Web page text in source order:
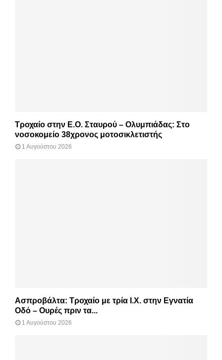
Τροχαίο στην Ε.Ο. Σταυρού – Ολυμπιάδας: Στο
νοσοκομείο 38χρονος μοτοσικλετιστής
1 Αυγούστου 2026
Ασπροβάλτα: Τροχαίο με τρία Ι.Χ. στην Εγνατία
Οδό – Ουρές πριν τα...
1 Αυγούστου 2026